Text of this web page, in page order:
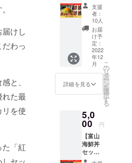
けし
わっ
と、
た最
を使
「紅
そこはまる
で本当にあ
るお店かの
ような作品
を取り揃え
ています
ご自宅で非
を愉しむの
切な人への
贈り物とし
てもピッタ
リです
心ゆくまで
「福来
魚のな
めろ
う」
「バイ
貝とホ
タテの
ガー
リック
バター
焼き」
ショ
ン」に
てお選
びくだ
さい＞
・お届
パッ
ク】 氷
見ぶり
を醤油
にじっ
くり漬
け込
み、ご
飯の上
に乗せ
るだけ
で贅沢
な一品
よう仕
上げま
した。
お好み
で大葉
や卵
黄、ご
支援
者：
10人
お届
け予
定：
2022
年12
月
詳細を見る
こ
の
リ
タ
ー
ン
を
選
択
す
る
5,0
00 円
【富山
海鮮丼
セッ
ト】 氷